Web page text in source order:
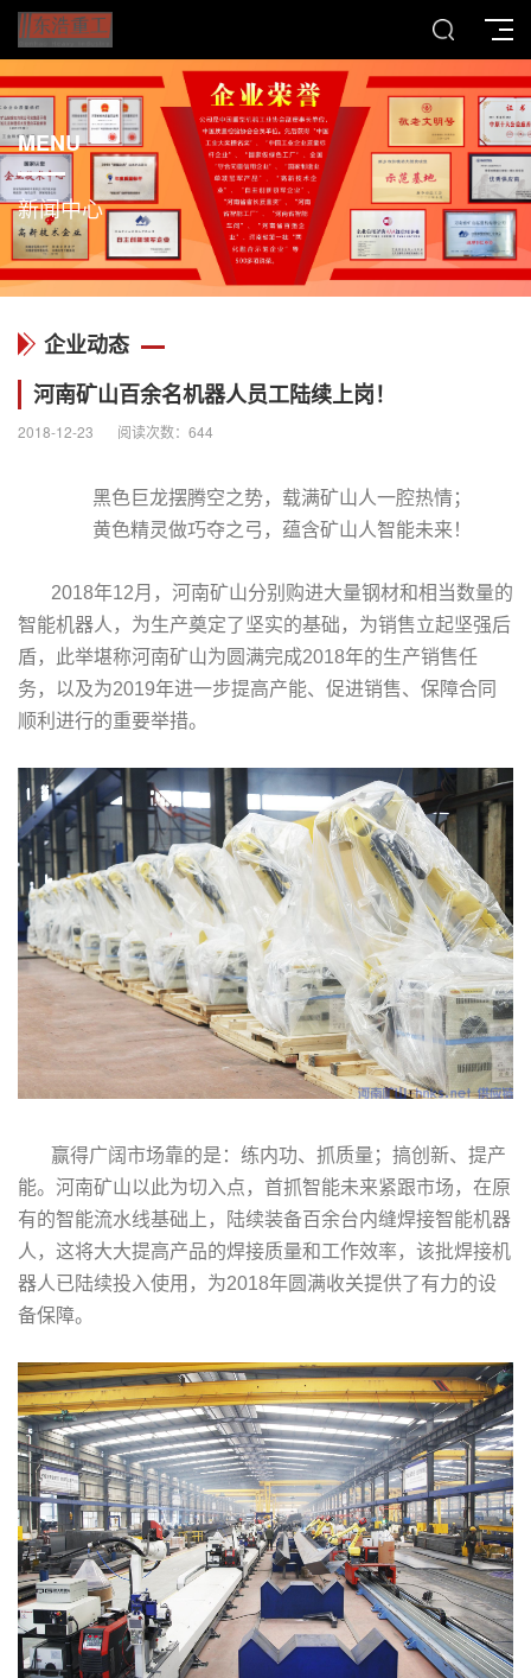
MENU
新闻中心
企业动态
河南矿山百余名机器人员工陆续上岗！
2018-12-23 阅读次数： 644
黑色巨龙摆腾空之势，载满矿山人一腔热情；
黄色精灵做巧夺之弓，蕴含矿山人智能未来！
2018年12月，河南矿山分别购进大量钢材和相当数量的
智能机器人，为生产奠定了坚实的基础，为销售立起坚强后
盾，此举堪称河南矿山为圆满完成2018年的生产销售任
务，以及为2019年进一步提高产能、促进销售、保障合同
顺利进行的重要举措。
赢得广阔市场靠的是：练内功、抓质量；搞创新、提产
能。河南矿山以此为切入点，首抓智能未来紧跟市场，在原
有的智能流水线基础上，陆续装备百余台内缝焊接智能机器
人，这将大大提高产品的焊接质量和工作效率，该批焊接机
器人已陆续投入使用，为2018年圆满收关提供了有力的设
备保障。